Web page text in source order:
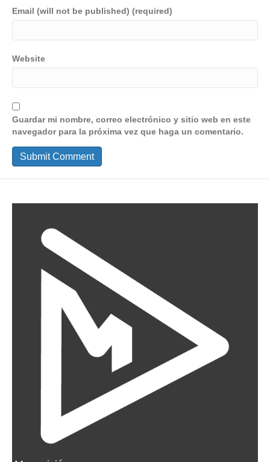
Email (will not be published) (required)
Website
Guardar mi nombre, correo electrónico y sitio web en este
navegador para la próxima vez que haga un comentario.